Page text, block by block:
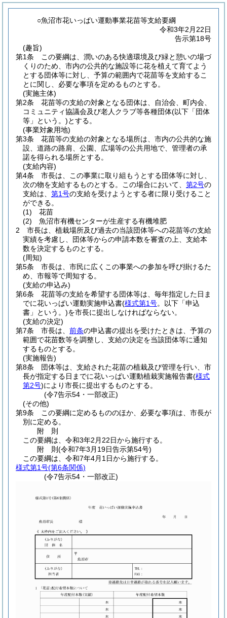
○魚沼市花いっぱい運動事業花苗等支給要綱
令和3年2月22日
告示第18号
(趣旨)
第1条
この要綱は、潤いのある快適環境及び緑と憩いの場づ
くりのため、市内の公共的な施設等に花を植えて育てよう
とする団体等に対し、予算の範囲内で花苗等を支給するこ
とに関し、必要な事項を定めるものとする。
(実施主体)
第2条
花苗等の支給の対象となる団体は、自治会、町内会、
コミュニティ協議会及び老人クラブ等各種団体(以下「団体
等」という。)とする。
(事業対象用地)
第3条
花苗等の支給の対象となる場所は、市内の公共的な施
設、道路の路肩、公園、広場等の公共用地で、管理者の承
諾を得られる場所とする。
(支給内容)
第4条
市長は、この事業に取り組もうとする団体等に対し、
次の物を支給するものとする。
この場合において、 第2号の
支給は、 第1号の支給を受けようとする者に限り受けること
ができる。
(1)
花苗
(2)
魚沼市有機センターが生産する有機堆肥
2
市長は、植栽場所及び過去の当該団体等への花苗等の支給
実績を考慮し、団体等からの申請本数を審査の上、支給本
数を決定するものとする。
(周知)
第5条
市長は、市民に広くこの事業への参加を呼び掛けるた
め、市報等で周知する。
(支給の申込み)
第6条
花苗等の支給を希望する団体等は、毎年指定した日ま
でに花いっぱい運動実施申込書(様式第1号。以下「申込
書」という。)を市長に提出しなければならない。
(支給の決定)
第7条
市長は、 前条の申込書の提出を受けたときは、予算の
範囲で花苗数等を調整し、支給の決定を当該団体等に通知
するものとする。
(実施報告)
第8条
団体等は、支給された花苗の植栽及び管理を行い、市
長が指定する日までに花いっぱい運動植栽実施報告書(様式
第2号)により市長に提出するものとする。
(令7告示54・一部改正)
(その他)
第9条
この要綱に定めるもののほか、必要な事項は、市長が
別に定める。
附 則
この要綱は、令和3年2月22日から施行する。
附 則(令和7年3月19日告示第54号)
この要綱は、令和7年4月1日から施行する。
様式第1号(第6条関係)
(令7告示54・一部改正)